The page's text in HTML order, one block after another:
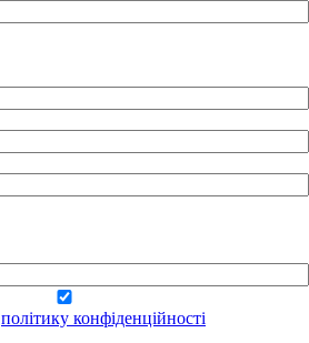
політику конфіденційності